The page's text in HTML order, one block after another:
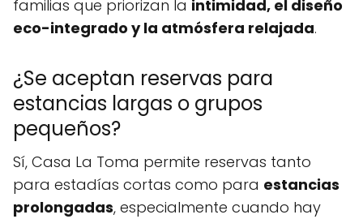
familias que priorizan la intimidad, el diseño
eco-integrado y la atmósfera relajada.
¿Se aceptan reservas para
estancias largas o grupos
pequeños?
Sí, Casa La Toma permite reservas tanto
para estadías cortas como para estancias
prolongadas, especialmente cuando hay